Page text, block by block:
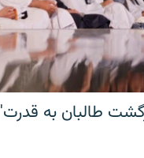
طالبان به قدرت'